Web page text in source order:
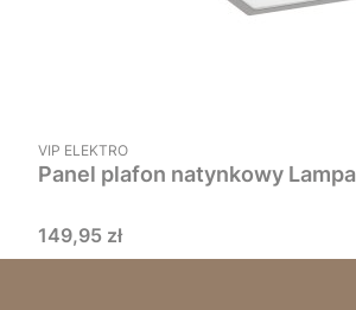
PRODUCENT
VIP ELEKTRO
Cena
149,95 zł